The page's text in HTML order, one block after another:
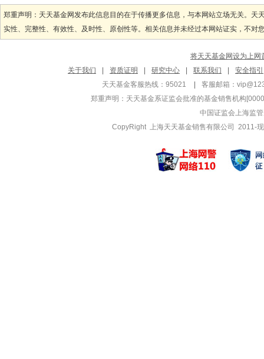
管理基金
长江乐享货币A
长江乐享货币C
管理基金
长江启航混
长江启航混
管理基金
长江乐享货币A
管理基金
长江智能制
长江智能制
管理基金
长江致惠
郑重声明：天天基金网发布此信息目的在于传播更多信息，与本网站立场无关。
实性、完整性、有效性、及时性、原创性等。相关信息并未经过本网站证实，不
将天天基金网设为上网
关于我们
资质证明 研究中心 联系我们
安全指引
天天基金客服热线：95021
客服邮箱：
郑重声明： 天天基金系证监会批准的基金销售机构
中国证监会上海监
CopyRight 上海天天基金销售有限公司 2011-